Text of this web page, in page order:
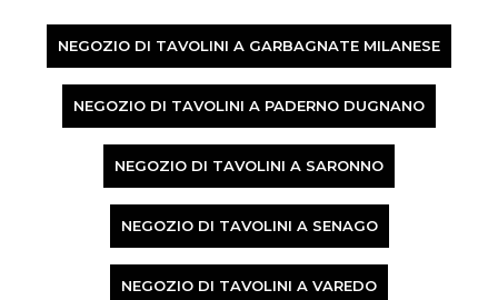
NEGOZIO DI TAVOLINI A GARBAGNATE MILANESE
NEGOZIO DI TAVOLINI A PADERNO DUGNANO
NEGOZIO DI TAVOLINI A SARONNO
NEGOZIO DI TAVOLINI A SENAGO
NEGOZIO DI TAVOLINI A VAREDO